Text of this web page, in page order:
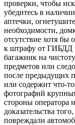
проверки, чтобы
убедитесь в
аптечки,
необходимости,
отсутствие хотя бы
к штрафу от ГИБДД
багажник на
предметов или
после предыдущих
или содержит что-
фотографий
стороны оператора
доказательства
повреждали